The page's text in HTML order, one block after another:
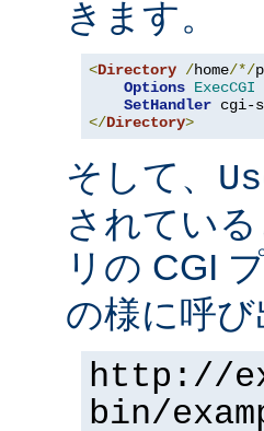
きます。
<Directory /home/*/
Options ExecCGI
SetHandler
</Directory>
そして、
されてい
リの CGI
の様に呼
http://
bin/